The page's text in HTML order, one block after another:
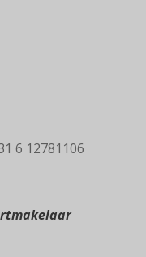
6 12781106